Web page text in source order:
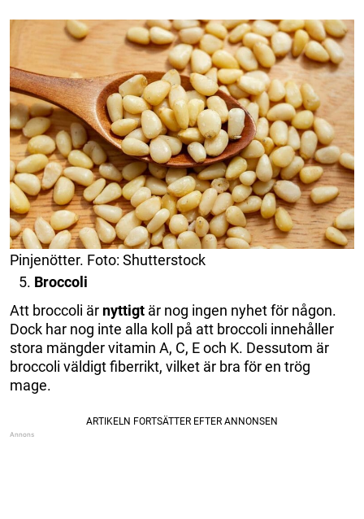
Pinjenötter. Foto: Shutterstock
Broccoli
Att broccoli är nyttigt är nog ingen nyhet för någon.
Dock har nog inte alla koll på att broccoli innehåller
stora mängder vitamin A, C, E och K. Dessutom är
broccoli väldigt fiberrikt, vilket är bra för en trög
mage.